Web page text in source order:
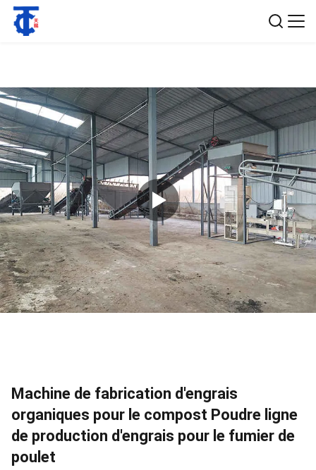
Machine de fabrication d'engrais
organiques pour le compost Poudre ligne
de production d'engrais pour le fumier de
poulet